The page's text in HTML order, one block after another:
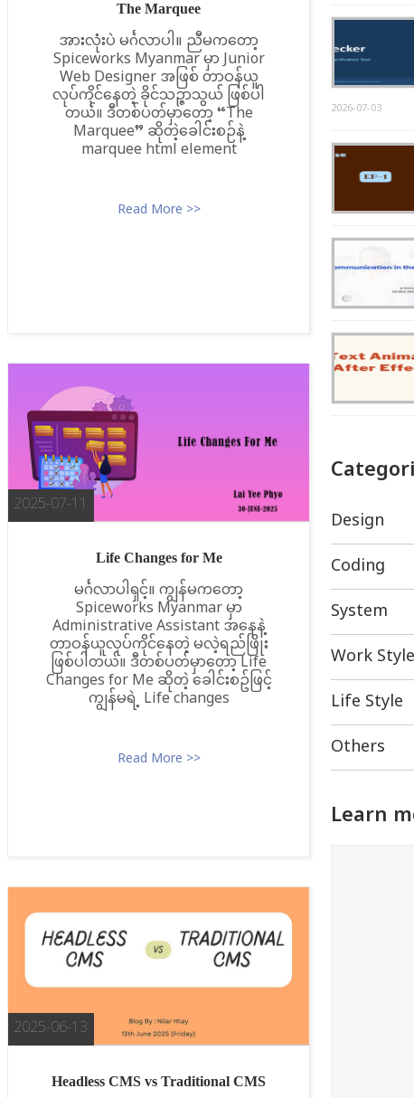
The Marquee
အားလုံးပဲ မင်္ဂလာပါ။ ညီမကတော့
Spiceworks Myanmar မှာ Junior
Web Designer အဖြစ် တာဝန်ယူ
လုပ်ကိုင်နေတဲ့ ခိုင်သဉ္ဇာသွယ် ဖြစ်ပါ
တယ်။ ဒီတစ်ပတ်မှာတော့ “The
Marquee” ဆိုတဲ့ခေါင်းစဉ်နဲ့
marquee html element
Read More >>
2025-07-11
Life Changes for Me
မင်္ဂလာပါရှင့်။ ကျွန်မကတော့
Spiceworks Myanmar မှာ
Administrative Assistant အနေနဲ့
တာဝန်ယူလုပ်ကိုင်နေတဲ့ မလဲ့ရည်ဖြိုး
ဖြစ်ပါတယ်။ ဒီတစ်ပတ်မှာတော့ Life
Changes for Me ဆိုတဲ့ ခေါင်းစဥ်ဖြင့်
ကျွန်မရဲ့ Life changes
Read More >>
2025-06-13
Headless CMS vs Traditional CMS
2026-07-03
Design
Coding
System
Work Style
Life Style
Others
Learn